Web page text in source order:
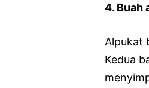
4. Buah
Alpukat
Kedua